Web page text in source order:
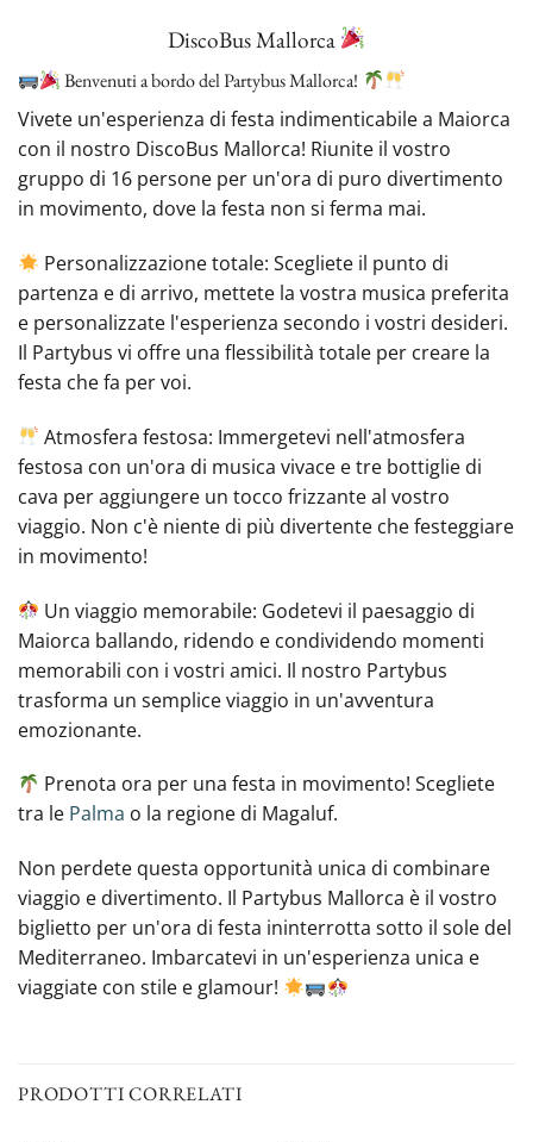
DiscoBus Mallorca
Benvenuti a bordo del Partybus Mallorca!
Vivete un'esperienza di festa indimenticabile a Maiorca
con il nostro DiscoBus Mallorca! Riunite il vostro
gruppo di 16 persone per un'ora di puro divertimento
in movimento, dove la festa non si ferma mai.
Personalizzazione totale: Scegliete il punto di
partenza e di arrivo, mettete la vostra musica preferita
e personalizzate l'esperienza secondo i vostri desideri.
Il Partybus vi offre una flessibilità totale per creare la
festa che fa per voi.
Atmosfera festosa: Immergetevi nell'atmosfera
festosa con un'ora di musica vivace e tre bottiglie di
cava per aggiungere un tocco frizzante al vostro
viaggio. Non c'è niente di più divertente che festeggiare
in movimento!
Un viaggio memorabile: Godetevi il paesaggio di
Maiorca ballando, ridendo e condividendo momenti
memorabili con i vostri amici. Il nostro Partybus
trasforma un semplice viaggio in un'avventura
emozionante.
Prenota ora per una festa in movimento! Scegliete
tra le Palma o la regione di Magaluf.
Non perdete questa opportunità unica di combinare
viaggio e divertimento. Il Partybus Mallorca è il vostro
biglietto per un'ora di festa ininterrotta sotto il sole del
Mediterraneo. Imbarcatevi in un'esperienza unica e
viaggiate con stile e glamour!
PRODOTTI CORRELATI